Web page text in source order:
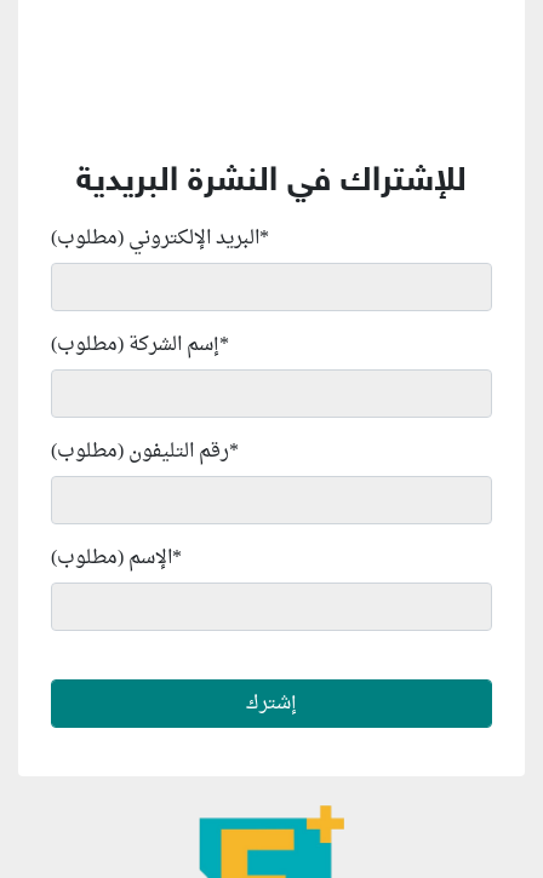
للإشتراك في النشرة البريدية
البريد الإلكتروني (مطلوب)*
إسم الشركة (مطلوب)*
رقم التليفون (مطلوب)*
الإسم (مطلوب)*